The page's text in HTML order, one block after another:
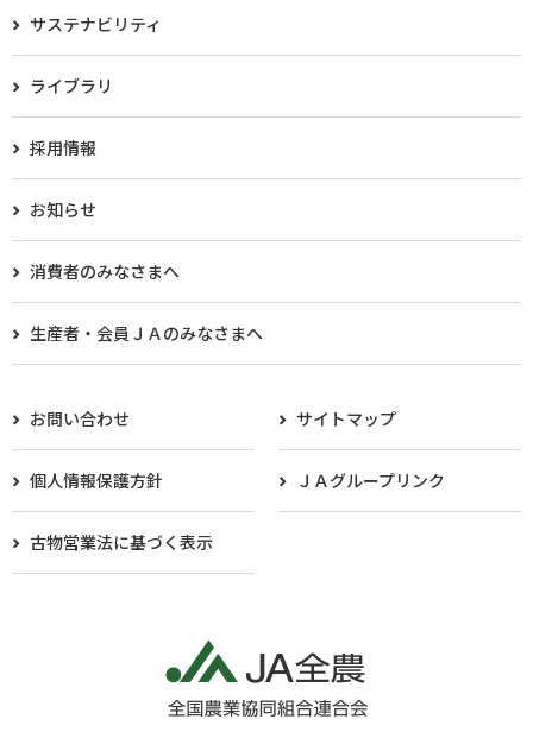
サステナビリティ
ライブラリ
採用情報
お知らせ
消費者のみなさまへ
生産者・会員ＪＡのみなさまへ​
お問い合わせ サイトマップ
個人情報保護方針 ＪＡグループリンク
古物営業法に基づく表示